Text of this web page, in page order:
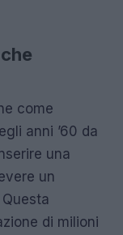
come
anni ’60 da
una
un
di milioni